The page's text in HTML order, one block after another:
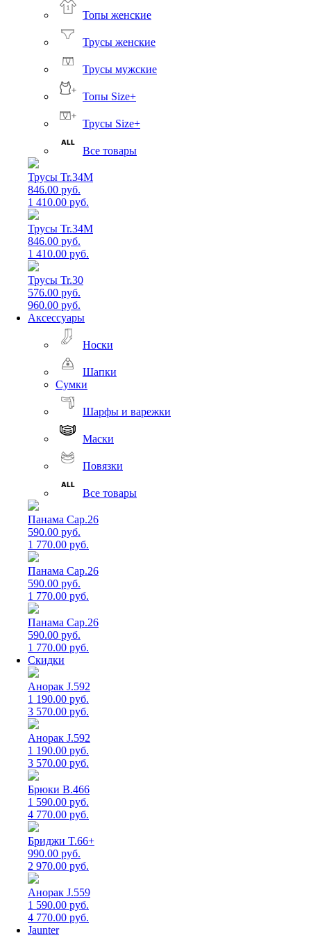
Топы женские
Трусы женские
Трусы мужские
Топы Size+
Трусы Size+
Все товары
Трусы Tr.34M
846.00 руб.
1 410.00 руб.
Трусы Tr.34M
846.00 руб.
1 410.00 руб.
Трусы Tr.30
576.00 руб.
960.00 руб.
Аксессуары
Носки
Шапки
Сумки
Шарфы и варежки
Маски
Повязки
Все товары
Панама Cap.26
590.00 руб.
1 770.00 руб.
Панама Cap.26
590.00 руб.
1 770.00 руб.
Панама Cap.26
590.00 руб.
1 770.00 руб.
Скидки
Анорак J.592
1 190.00 руб.
3 570.00 руб.
Анорак J.592
1 190.00 руб.
3 570.00 руб.
Брюки B.466
1 590.00 руб.
4 770.00 руб.
Бриджи T.66+
990.00 руб.
2 970.00 руб.
Анорак J.559
1 590.00 руб.
4 770.00 руб.
Jaunter